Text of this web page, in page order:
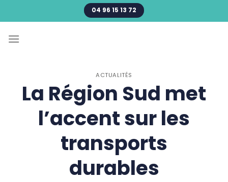
au
04 96 15 13 72
ACTUALITÉS
La Région Sud met
l’accent sur les
transports
durables